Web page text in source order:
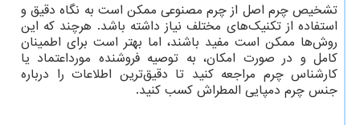
تشخیص چرم اصل از چرم مصنوعی ممکن است به نگاه دقیق و
استفاده از تکنیک‌های مختلف نیاز داشته باشد. هرچند که این
روش‌ها ممکن است مفید باشند، اما بهتر است برای اطمینان
کامل و در صورت امکان، به توصیه فروشنده مورداعتماد یا
کارشناس چرم مراجعه کنید تا دقیق‌ترین اطلاعات را درباره
جنس چرم دمپایی المطراش کسب کنید.